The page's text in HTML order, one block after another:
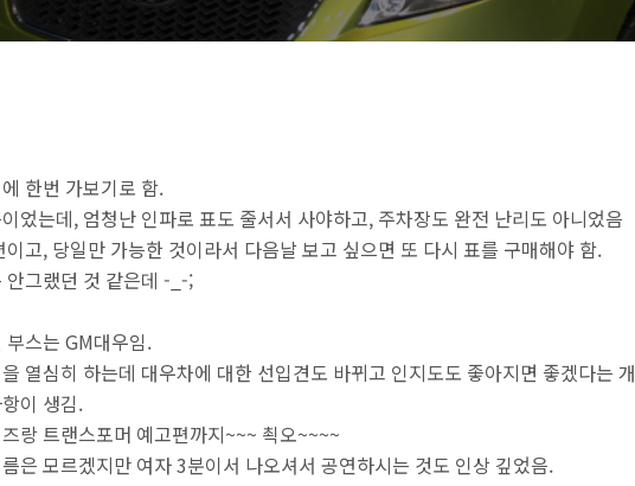
한번 가보기로 함.
었는데, 엄청난 인파로 표도 줄서서 사야하고, 주차장도 완전 난리도 아니었음
고, 당일만 가능한 것이라서 다음날 보고 싶으면 또 다시 표를 구매해야 함.
안그랬던 것 같은데 -_-;
부스는 GM대우임.
열심히 하는데 대우차에 대한 선입견도 바뀌고 인지도도 좋아지면 좋겠다는 개
이 생김.
랑 트랜스포머 예고편까지~~~ 쵝오~~~~
은 모르겠지만 여자 3분이서 나오셔서 공연하시는 것도 인상 깊었음.